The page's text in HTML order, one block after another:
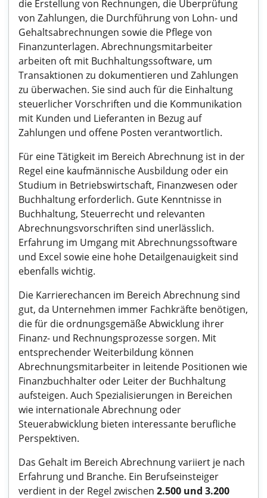
die Erstellung von Rechnungen, die Überprüfung
von Zahlungen, die Durchführung von Lohn- und
Gehaltsabrechnungen sowie die Pflege von
Finanzunterlagen. Abrechnungsmitarbeiter
arbeiten oft mit Buchhaltungssoftware, um
Transaktionen zu dokumentieren und Zahlungen
zu überwachen. Sie sind auch für die Einhaltung
steuerlicher Vorschriften und die Kommunikation
mit Kunden und Lieferanten in Bezug auf
Zahlungen und offene Posten verantwortlich.
Für eine Tätigkeit im Bereich Abrechnung ist in der
Regel eine kaufmännische Ausbildung oder ein
Studium in Betriebswirtschaft, Finanzwesen oder
Buchhaltung erforderlich. Gute Kenntnisse in
Buchhaltung, Steuerrecht und relevanten
Abrechnungsvorschriften sind unerlässlich.
Erfahrung im Umgang mit Abrechnungssoftware
und Excel sowie eine hohe Detailgenauigkeit sind
ebenfalls wichtig.
Die Karrierechancen im Bereich Abrechnung sind
gut, da Unternehmen immer Fachkräfte benötigen,
die für die ordnungsgemäße Abwicklung ihrer
Finanz- und Rechnungsprozesse sorgen. Mit
entsprechender Weiterbildung können
Abrechnungsmitarbeiter in leitende Positionen wie
Finanzbuchhalter oder Leiter der Buchhaltung
aufsteigen. Auch Spezialisierungen in Bereichen
wie internationale Abrechnung oder
Steuerabwicklung bieten interessante berufliche
Perspektiven.
Das Gehalt im Bereich Abrechnung variiert je nach
Erfahrung und Branche. Ein Berufseinsteiger
verdient in der Regel zwischen 2.500 und 3.200